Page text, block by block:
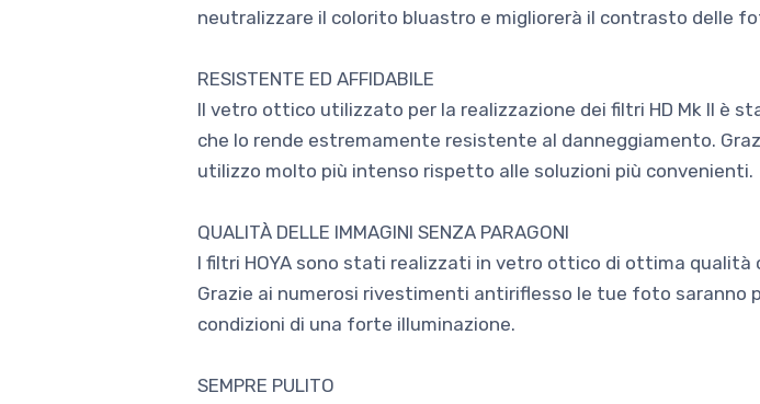
neutralizzare il colorito bluastro e migliorerà il contrasto delle
RESISTENTE ED AFFIDABILE
Il vetro ottico utilizzato per la realizzazione dei filtri HD Mk II
che lo rende estremamente resistente al danneggiamento.
utilizzo molto più intenso rispetto alle soluzioni più convenienti.
QUALITÀ DELLE IMMAGINI SENZA PARAGONI
I filtri HOYA sono stati realizzati in vetro ottico di ottima qualità
Grazie ai numerosi rivestimenti antiriflesso le tue foto saranno
condizioni di una forte illuminazione.
SEMPRE PULITO